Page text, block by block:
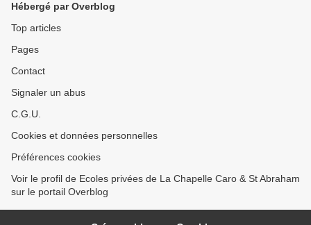
Hébergé par Overblog
Top articles
Pages
Contact
Signaler un abus
C.G.U.
Cookies et données personnelles
Préférences cookies
Voir le profil de Ecoles privées de La Chapelle Caro & St Abraham
sur le portail Overblog